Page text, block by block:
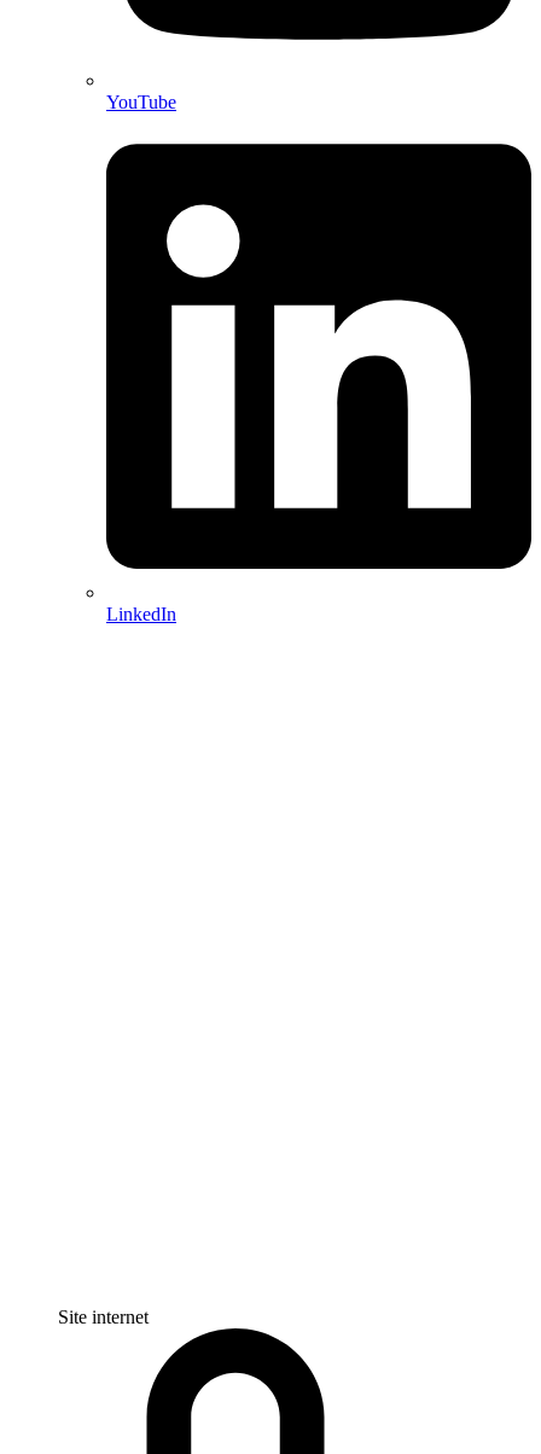
YouTube
LinkedIn
Site internet